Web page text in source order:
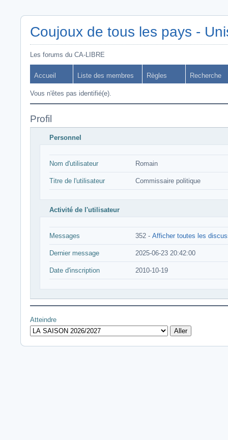
Coujoux de tous les pays -
Les forums du CA-LIBRE
Accueil Liste des membres Règles Recherche
Vous n'êtes pas identifié(e).
Profil
Personnel
Nom d'utilisateur Romain
Titre de l'utilisateur Commissaire politique
Activité de l'utilisateur
Messages 352 - Afficher toutes les
Dernier message 2025-06-23 20:42:00
Date d'inscription 2010-10-19
Atteindre